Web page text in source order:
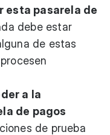
esta pasarela de
debe estar
de estas
a la
de pagos
de prueba